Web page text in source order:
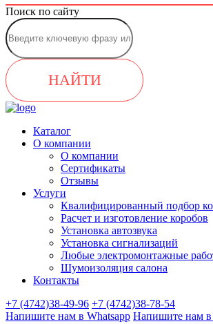
Поиск по сайту
НАЙТИ
Каталог
О компании
О компании
Сертификаты
Отзывы
Услуги
Квалифицированный подбор
Расчет и изготовление коробов
Установка автозвука
Установка сигнализаций
Любые электромонтажные
Шумоизоляция салона
Контакты
+7 (4742)38-49-96 +7 (4742)38-78-54
Напишите нам в Whatsapp Напишите нам в